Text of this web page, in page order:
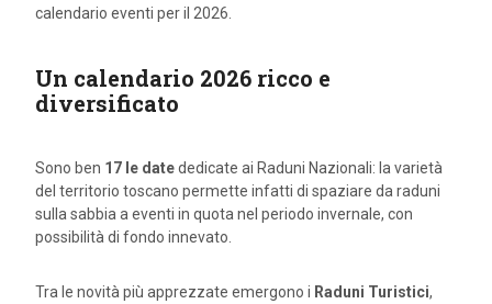
calendario eventi per il 2026.
Un calendario 2026 ricco e
diversificato
Sono ben 17 le datededicate ai Raduni Nazionali: la varietà
del territorio toscano permette infatti di spaziare da raduni
sulla sabbia a eventi in quota nel periodo invernale, con
possibilità di fondo innevato.
Tra le novità più apprezzate emergono i Raduni Turistici,